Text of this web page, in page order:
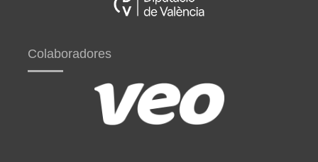
Colaboradores